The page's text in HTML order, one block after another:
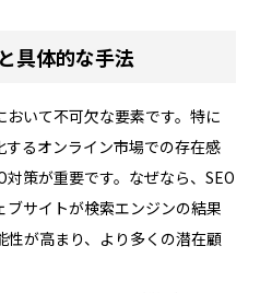
具体的な手法
いて不可欠な要素です。特に
るオンライン市場での存在感
策が重要です。なぜなら、SEO
サイトが検索エンジンの結果
性が高まり、より多くの潜在顧